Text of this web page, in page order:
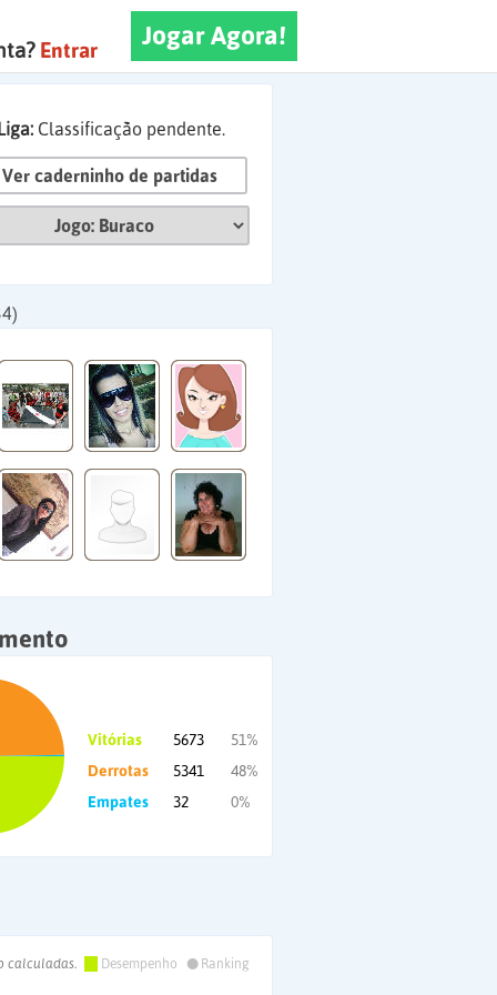
Jogar Agora!
Entrar
Classificação pendente.
Ver caderninho de partidas
Vitórias 5673
51%
Derrotas
5341
48%
Empates
32 0%
calculadas. Desempenho •
Ranking